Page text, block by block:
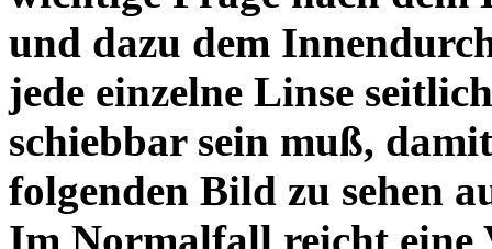
und dazu dem
jede einzelne Linse
schiebbar sein muß,
folgenden Bild zu sehen
Im Normalfall reicht eine